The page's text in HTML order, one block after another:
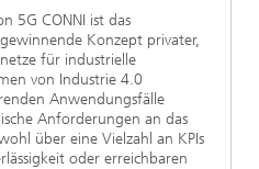
5G CONNI ist das
Konzept privater,
für industrielle
von Industrie 4.0
Anwendungsfälle
Anforderungen an das
über eine Vielzahl an KPIs
oder erreichbaren